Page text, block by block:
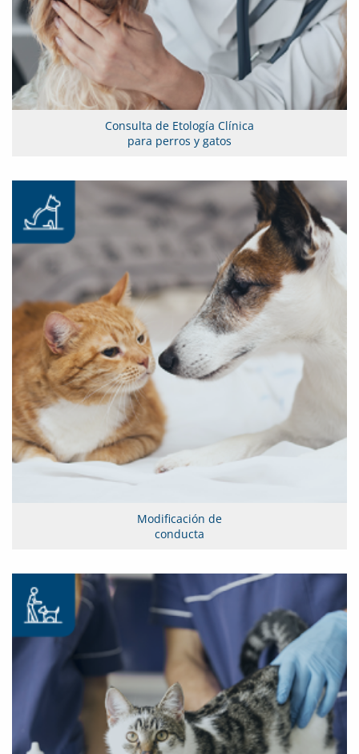
Consulta de Etología Clínica
para perros y gatos
Modificación de
conducta